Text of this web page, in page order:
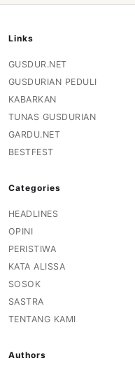
Links
GUSDUR.NET
GUSDURIAN PEDULI
KABARKAN
TUNAS GUSDURIAN
GARDU.NET
BESTFEST
Categories
HEADLINES
OPINI
PERISTIWA
KATA ALISSA
SOSOK
SASTRA
TENTANG KAMI
Authors